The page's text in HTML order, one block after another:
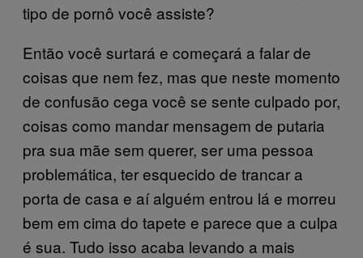
tipo de pornô você assiste?
Então você surtará e começará a falar de
coisas que nem fez, mas que neste momento
de confusão cega você se sente culpado por,
coisas como mandar mensagem de putaria
pra sua mãe sem querer, ser uma pessoa
problemática, ter esquecido de trancar a
porta de casa e aí alguém entrou lá e morreu
bem em cima do tapete e parece que a culpa
é sua. Tudo isso acaba levando a mais